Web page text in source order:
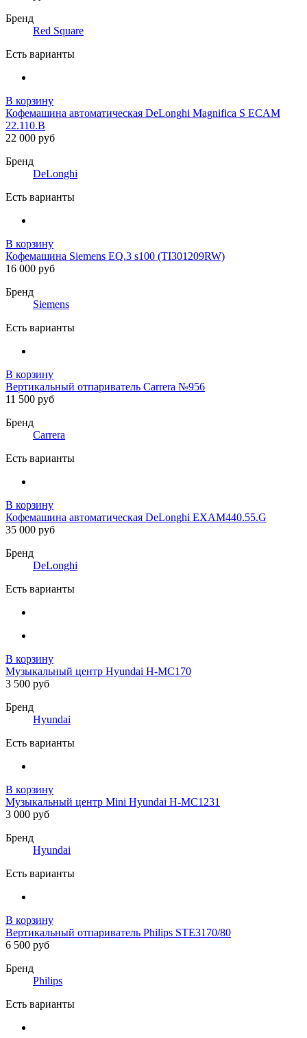
Бренд
Red Square
Есть варианты
В корзину
Кофемашина автоматическая DeLonghi Magnifica S ECAM
22.110.B
22 000 руб
Бренд
DeLonghi
Есть варианты
В корзину
Кофемашина Siemens EQ.3 s100 (TI301209RW)
16 000 руб
Бренд
Siemens
Есть варианты
В корзину
Вертикальный отпариватель Carrera №956
11 500 руб
Бренд
Carrera
Есть варианты
В корзину
Кофемашина автоматическая DeLonghi EXAM440.55.G
35 000 руб
Бренд
DeLonghi
Есть варианты
В корзину
Музыкальный центр Hyundai H-MC170
3 500 руб
Бренд
Hyundai
Есть варианты
В корзину
Музыкальный центр Mini Hyundai H-MC1231
3 000 руб
Бренд
Hyundai
Есть варианты
В корзину
Вертикальный отпариватель Philips STE3170/80
6 500 руб
Бренд
Philips
Есть варианты